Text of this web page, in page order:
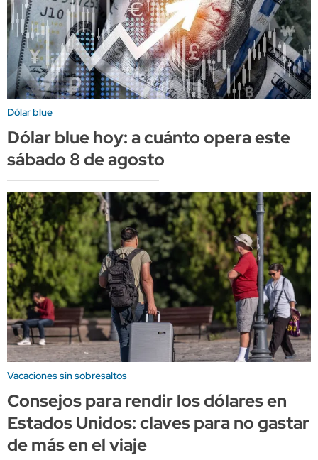
Dólar blue
Dólar blue hoy: a cuánto opera este
sábado 8 de agosto
Vacaciones sin sobresaltos
Consejos para rendir los dólares en
Estados Unidos: claves para no gastar
de más en el viaje